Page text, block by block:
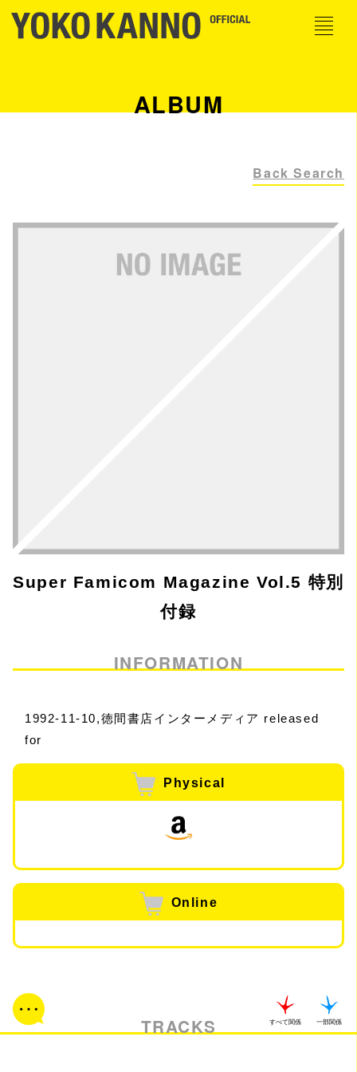
ALBUM
Back Search
Super Famicom Magazine Vol.5 特別
付録
INFORMATION
1992-11-10,徳間書店インターメディア released
for
Physical
Online
TRACKS すべて関係 一部関係